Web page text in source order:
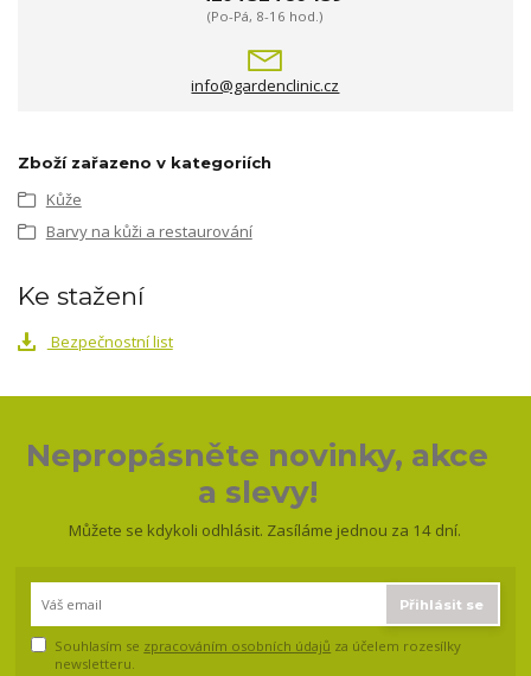
(Po-Pá, 8-16 hod.)
info@gardenclinic.cz
Zboží zařazeno v kategoriích
Kůže
Barvy na kůži a restaurování
Ke stažení
Bezpečnostní list
Nepropásněte novinky, akce
a slevy!
Můžete se kdykoli odhlásit. Zasíláme jednou za 14 dní.
Přihlásit se
Souhlasím se zpracováním osobních údajů za účelem rozesílky
newsletteru.